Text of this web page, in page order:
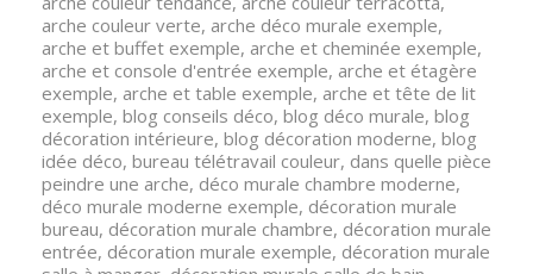
arche couleur verte, arche déco murale exemple,
arche et buffet exemple, arche et cheminée exemple,
arche et console d'entrée exemple, arche et étagère
exemple, arche et table exemple, arche et tête de lit
exemple, blog conseils déco, blog déco murale, blog
décoration intérieure, blog décoration moderne, blog
idée déco, bureau télétravail couleur, dans quelle pièce
peindre une arche, déco murale chambre moderne,
déco murale moderne exemple, décoration murale
bureau, décoration murale chambre, décoration murale
entrée, décoration murale exemple, décoration murale